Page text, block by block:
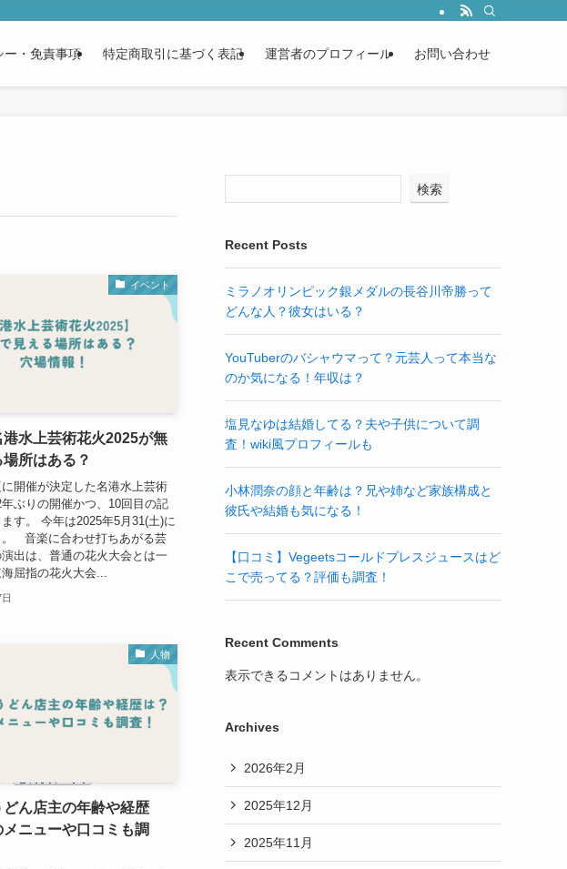
ー・免責事項 特定商取引に基づく表記 運営者のプロフィール お問い合わせ
イベント
港水上芸術花火2025が無
所はある？
開催が決定した名港水上芸術
ぶりの開催かつ、10回目の記
す。 今年は2025年5月31(土)に
。 音楽に合わせ打ちあがる芸
出は、普通の花火大会とは一
屈指の花火大会...
人物
どん店主の年齢や経歴
ニューや口コミも調
検索
Recent Posts
ミラノオリンピック銀メダルの長谷川帝勝って
どんな人？彼女はいる？
YouTuberのバシャウマって？元芸人って本当な
のか気になる！年収は？
塩見なゆは結婚してる？夫や子供について調
査！wiki風プロフィールも
小林潤奈の顔と年齢は？兄や姉など家族構成と
彼氏や結婚も気になる！
【口コミ】Vegeetsコールドプレスジュースはど
こで売ってる？評価も調査！
Recent Comments
表示できるコメントはありません。
Archives
2026年2月
2025年12月
2025年11月